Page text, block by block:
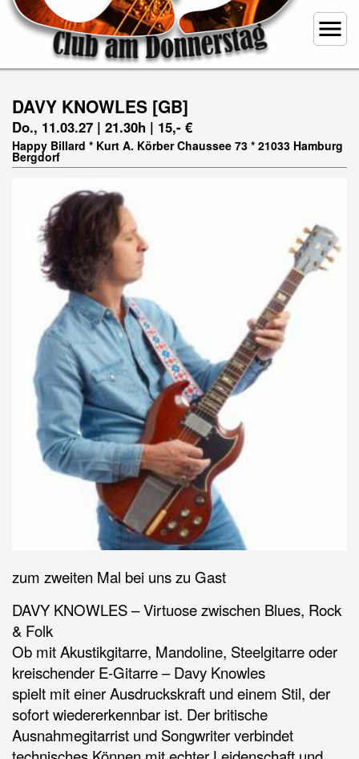
menu
DAVY KNOWLES [GB]
Do., 11.03.27 | 21.30h | 15,- €
Happy Billard * Kurt A. Körber Chaussee 73 * 21033 Hamburg
Bergdorf
zum zweiten Mal bei uns zu Gast
DAVY KNOWLES – Virtuose zwischen Blues, Rock
& Folk
Ob mit Akustikgitarre, Mandoline, Steelgitarre oder
kreischender E-Gitarre –Davy Knowles
spielt mit einer Ausdruckskraft und einem Stil, der
sofort wiedererkennbar ist. Der britische
Ausnahmegitarrist und Songwriter verbindet